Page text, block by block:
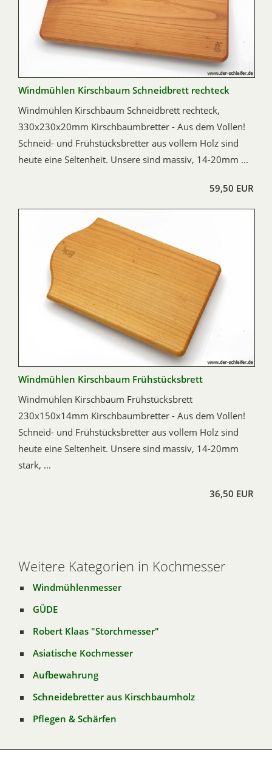
Windmühlen Kirschbaum Schneidbrett rechteck
Windmühlen Kirschbaum Schneidbrett rechteck,
330x230x20mm Kirschbaumbretter - Aus dem Vollen!
Schneid- und Frühstücksbretter aus vollem Holz sind
heute eine Seltenheit. Unsere sind massiv, 14-20mm ...
59,50 EUR
Windmühlen Kirschbaum Frühstücksbrett
Windmühlen Kirschbaum Frühstücksbrett
230x150x14mm Kirschbaumbretter - Aus dem Vollen!
Schneid- und Frühstücksbretter aus vollem Holz sind
heute eine Seltenheit. Unsere sind massiv, 14-20mm
stark, ...
36,50 EUR
Weitere Kategorien in Kochmesser
Windmühlenmesser
GÜDE
Robert Klaas "Storchmesser"
Asiatische Kochmesser
Aufbewahrung
Schneidebretter aus Kirschbaumholz
Pflegen & Schärfen